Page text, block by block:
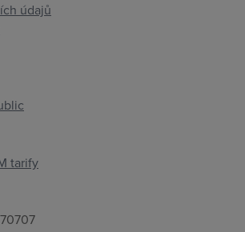
údajů
tarify